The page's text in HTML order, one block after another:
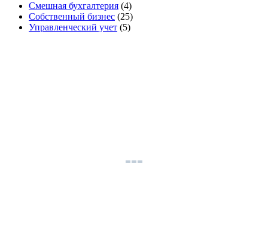
Смешная бухгалтерия (4)
Собственный бизнес (25)
Управленческий учет (5)